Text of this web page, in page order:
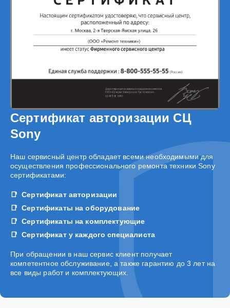
Сертификат авторизации СЦ
Sony
Наш сервисный центр обладает всеми необходимыми для
осуществления профессионального ремонта техники Sony
сертификатами:
Сертификат авторизации
Сертификаты на оборудование
Сертификаты на комплектующие
Сертификат у каждого специалиста
При обращении в наш сервис клиент получает
компетентное обслуживание, а также гарантию до 3 лет на
все виды работ и комплектующих.